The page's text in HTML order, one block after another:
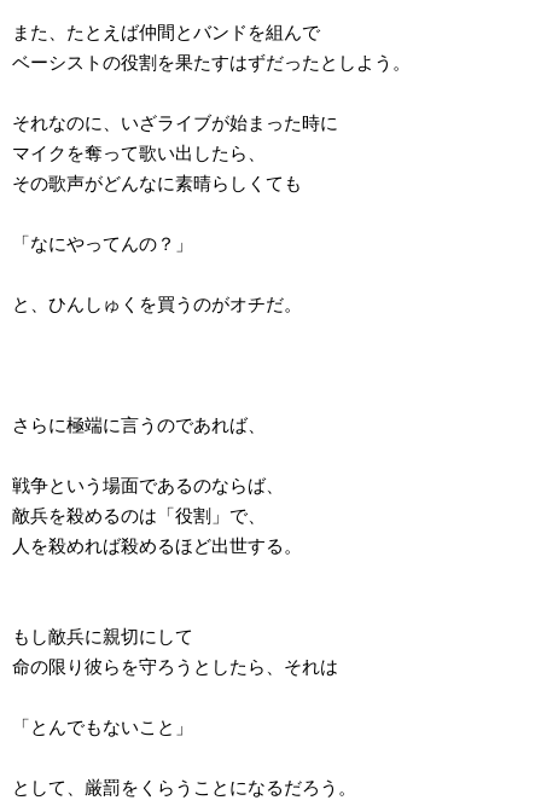
また、たとえば仲間とバンドを組んで
ベーシストの役割を果たすはずだったとしよう。
それなのに、いざライブが始まった時に
マイクを奪って歌い出したら、
その歌声がどんなに素晴らしくても
「なにやってんの？」
と、ひんしゅくを買うのがオチだ。
さらに極端に言うのであれば、
戦争という場面であるのならば、
敵兵を殺めるのは「役割」で、
人を殺めれば殺めるほど出世する。
もし敵兵に親切にして
命の限り彼らを守ろうとしたら、それは
「とんでもないこと」
として、厳罰をくらうことになるだろう。